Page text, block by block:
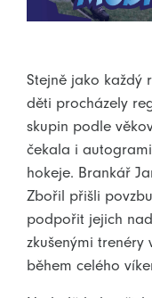
Stejně jako každý
děti procházely
skupin podle
čekala i
hokeje. Brankář
Zbořil přišli
podpořit jejich
zkušenými
během celého